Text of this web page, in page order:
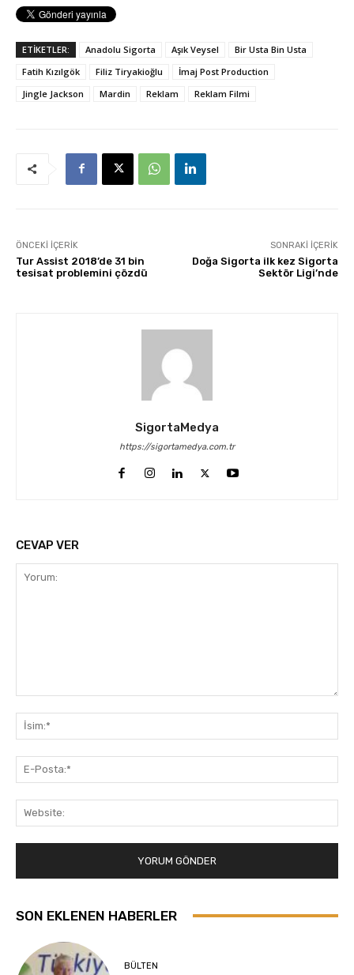
ETİKETLER: Anadolu Sigorta Aşık Veysel
Bir Usta Bin Usta
Fatih Kızılgök
Filiz Tiryakioğlu
İmaj Post Production
Jingle Jackson
Mardin Reklam Reklam Filmi
ÖNCEKI İÇERIK
Tur Assist 2018’de 31 bin
tesisat problemini çözdü
SONRAKI İÇERIK
Doğa Sigorta ilk kez Sigorta
Sektör Ligi’nde
SigortaMedya
https://sigortamedya.com.tr
CEVAP VER
SON EKLENEN HABERLER
BÜLTEN